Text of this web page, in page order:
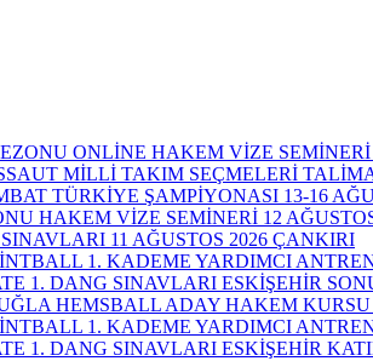
ONLİNE HAKEM VİZE SEMİNERİ
MİLLİ TAKIM SEÇMELERİ
TÜRKİYE ŞAMPİYONASI 13-16
HAKEM VİZE SEMİNERİ 12
11 AĞUSTOS 2026 ÇANKIRI
1. KADEME YARDIMCI
1. DANG SINAVLARI ESKİŞEHİR
HEMSBALL ADAY HAKEM KURSU
1. KADEME YARDIMCI
1. DANG SINAVLARI ESKİŞEHİR